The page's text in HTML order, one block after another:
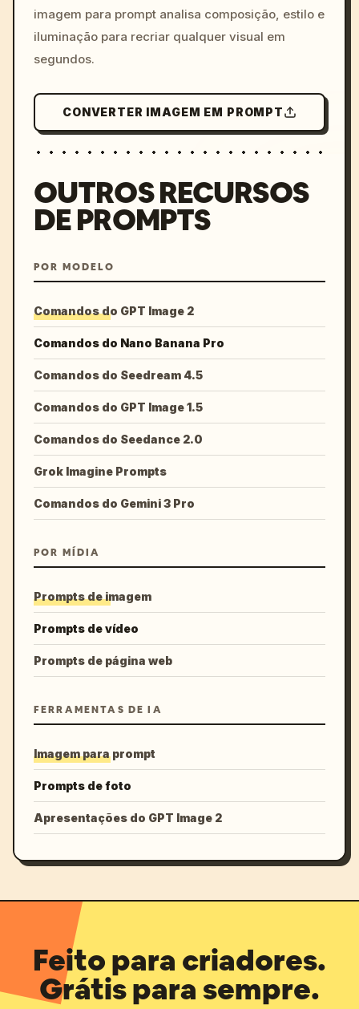
imagem para prompt analisa composição, estilo e
iluminação para recriar qualquer visual em
segundos.
CONVERTER IMAGEM EM PROMPT
OUTROS RECURSOS
DE PROMPTS
POR MODELO
Comandos do GPT Image 2
Comandos do Nano Banana Pro
Comandos do Seedream 4.5
Comandos do GPT Image 1.5
Comandos do Seedance 2.0
Grok Imagine Prompts
Comandos do Gemini 3 Pro
POR MÍDIA
Prompts de imagem
Prompts de vídeo
Prompts de página web
FERRAMENTAS DE IA
Imagem para prompt
Prompts de foto
Apresentações do GPT Image 2
Feito para criadores.
Grátis para sempre.